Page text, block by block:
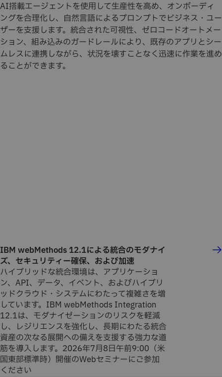
AI搭載エージェントを使用して生産性を高め、オンボーディ
ングを合理化し、自然言語によるプロンプトでビジネス・ユー
ザーを支援します。統合された可視性、ゼロコードオートメー
ション、組み込みのガードレールにより、既存のアプリとシー
ムレスに連携しながら、状況を壊すことなく迅速に作業を進め
ることができます。​
IBM webMethods 12.1による統合のモダナイ
ズ、セキュリティー確保、および加速
ハイブリッドな統合環境は、アプリケーショ
ン、API、データ、イベント、およびハイブリ
ッドクラウド・システムにわたって複雑さを増
しています。IBM webMethods Integration
12.1は、モダナイゼーションのリスクを軽減
し、レジリエンスを強化し、長期にわたる統合
資産の次なる展開への備えを支援する強力な道
筋を導入します。2026年7月8日午前9:00（米
国東部標準時）開催のWebセミナーにご参加
ください